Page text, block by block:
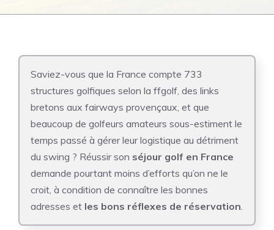
Saviez-vous que la France compte 733
structures golfiques selon la ffgolf, des links
bretons aux fairways provençaux, et que
beaucoup de golfeurs amateurs sous-estiment le
temps passé à gérer leur logistique au détriment
du swing ? Réussir son séjour golf en France
demande pourtant moins d’efforts qu’on ne le
croit, à condition de connaître les bonnes
adresses et les bons réflexes de réservation.